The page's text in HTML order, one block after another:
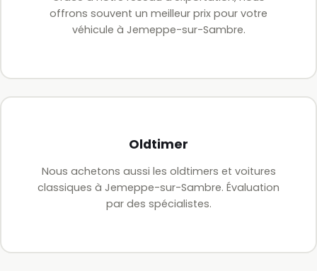
offrons souvent un meilleur prix pour votre
véhicule à Jemeppe-sur-Sambre.
Oldtimer
Nous achetons aussi les oldtimers et voitures
classiques à Jemeppe-sur-Sambre. Évaluation
par des spécialistes.